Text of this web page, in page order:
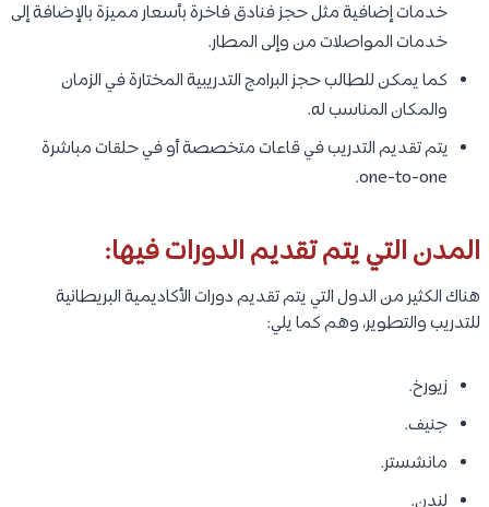
خدمات إضافية مثل حجز فنادق فاخرة بأسعار مميزة بالإضافة إلى
خدمات المواصلات من وإلى المطار.
كما يمكن للطالب حجز البرامج التدريبية المختارة في الزمان
والمكان المناسب له.
يتم تقديم التدريب في قاعات متخصصة أو في حلقات مباشرة
one-to-one.
المدن التي يتم تقديم الدورات فيها:
هناك الكثير من الدول التي يتم تقديم دورات الأكاديمية البريطانية
للتدريب والتطوير، وهم كما يلي:
زيورخ.
جنيف.
مانشستر.